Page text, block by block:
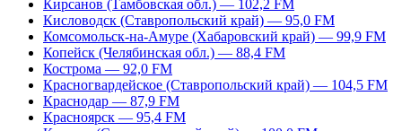
Кирсанов (Тамбовская обл.) — 102,2 FM
Кисловодск (Ставропольский край) — 95,0 FM
Комсомольск-на-Амуре (Хабаровский край) — 99,9 FM
Копейск (Челябинская обл.) — 88,4 FM
Кострома — 92,0 FM
Красногвардейское (Ставропольский край) — 104,5 FM
Краснодар — 87,9 FM
Красноярск — 95,4 FM